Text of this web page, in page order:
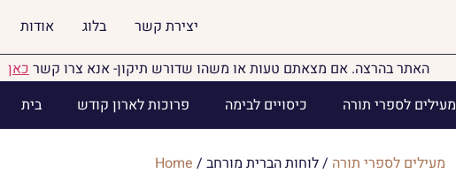
אודות בלוג יצירת קשר
האתר בהרצה. אם מצאתם טעות או משהו שדורש תיקון- אנא צרו קשרכאן
בית
פרוכות לארון קודש כיסויים לבימה מעילים לספרי תורה
Home / מעילים לספרי תורה / לוחות הברית מורחב